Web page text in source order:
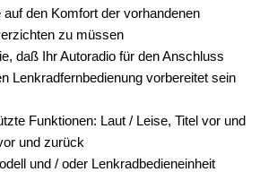
auf den Komfort der vorhandenen
zu müssen
daß Ihr Autoradio für den Anschluss
Lenkradfernbedienung vorbereitet sein
Funktionen: Laut / Leise, Titel vor und
und zurück
und / oder Lenkradbedieneinheit